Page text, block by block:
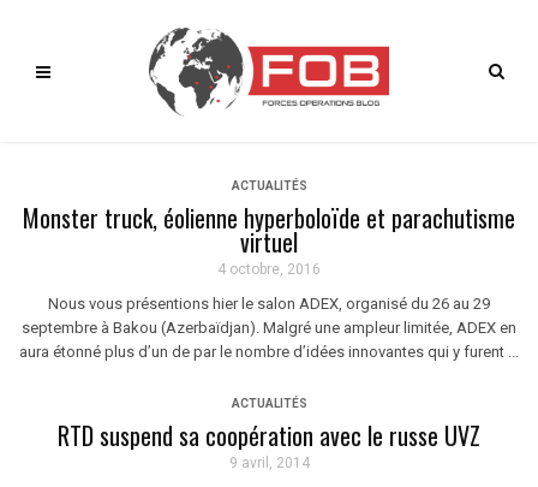
ACTUALITÉS
Monster truck, éolienne hyperboloïde et parachutisme
virtuel
4 octobre, 2016
Nous vous présentions hier le salon ADEX, organisé du 26 au 29
septembre à Bakou (Azerbaïdjan). Malgré une ampleur limitée, ADEX en
aura étonné plus d’un de par le nombre d’idées innovantes qui y furent ...
ACTUALITÉS
RTD suspend sa coopération avec le russe UVZ
9 avril, 2014